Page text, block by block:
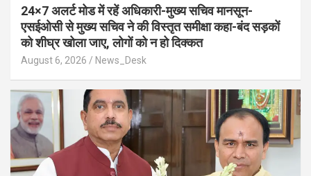
24×7 अलर्ट मोड में रहें अधिकारी-मुख्य सचिव मानसून-
एसईओसी से मुख्य सचिव ने की विस्तृत समीक्षा कहा-बंद सड़कों
को शीघ्र खोला जाए, लोगों को न हो दिक्कत
August 6, 2026 News_Desk